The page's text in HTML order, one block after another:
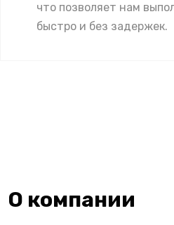
что позволяет нам
быстро и без задержек.
О компании